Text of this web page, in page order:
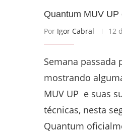
Quantum MUV
Por Igor Cabral 12
Semana
mostrando
MUV UP e suas
técnicas, nesta
Quantum